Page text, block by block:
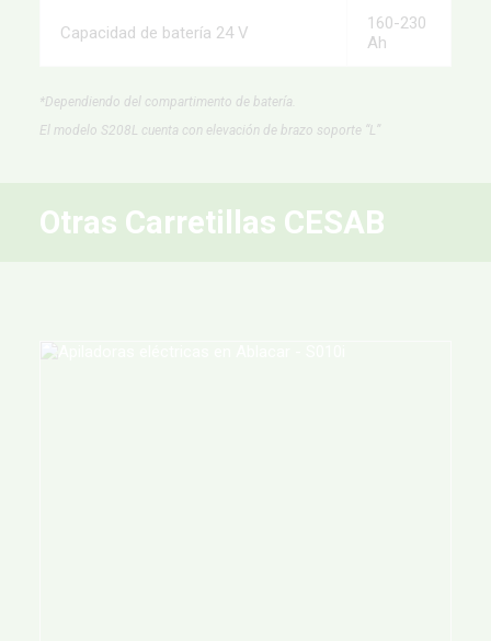
Capacidad de batería 24 V
160-230
Ah
*Dependiendo del compartimento de batería.
El modelo S208L cuenta con elevación de brazo soporte “L”
Otras Carretillas CESAB